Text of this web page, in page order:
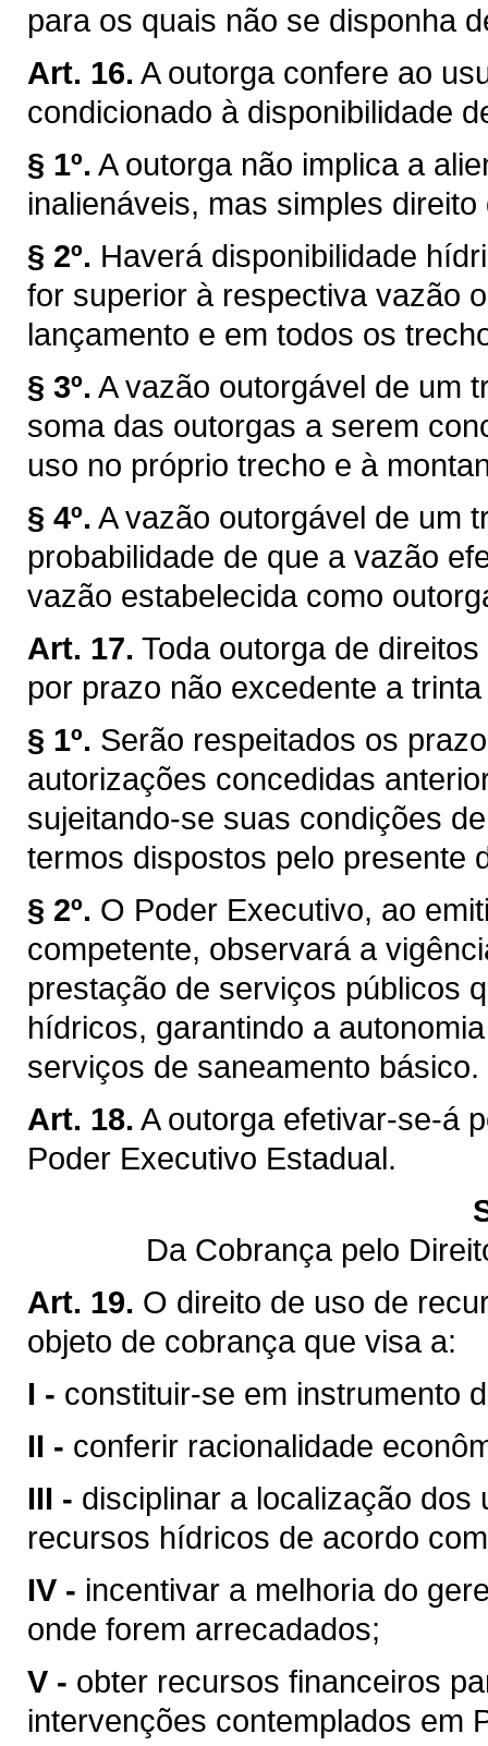
para os quais não se disponha
Art. 16. A outorga confere ao
condicionado à disponibilidade
§ 1º. A outorga não implica a
inalienáveis, mas simples direito
§ 2º. Haverá disponibilidade
for superior à respectiva vazão
lançamento e em todos os
§ 3º. A vazão outorgável de um
soma das outorgas a serem
uso no próprio trecho e à
§ 4º. A vazão outorgável de um
probabilidade de que a vazão
vazão estabelecida como
Art. 17. Toda outorga de
por prazo não excedente a
§ 1º. Serão respeitados os
autorizações concedidas
sujeitando-se suas condições
termos dispostos pelo presente
§ 2º. O Poder Executivo, ao
competente, observará a
prestação de serviços públicos
hídricos, garantindo a
serviços de saneamento básico.
Art. 18. A outorga efetivar-se-á
Poder Executivo Estadual.
Da Cobrança pelo
Art. 19. O direito de uso de
objeto de cobrança que visa a:
I - constituir-se em instrumento
II - conferir racionalidade
III - disciplinar a localização
recursos hídricos de acordo
IV - incentivar a melhoria do
onde forem arrecadados;
V - obter recursos financeiros
intervenções contemplados em